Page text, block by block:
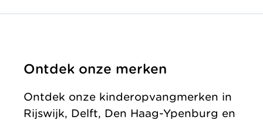
Ontdek onze merken
Ontdek onze kinderopvangmerken in
Rijswijk, Delft, Den Haag-Ypenburg en